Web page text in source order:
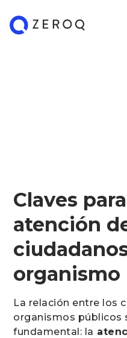
Claves
atención
organismo
La relación entre los
organismos públicos
fundamental: la